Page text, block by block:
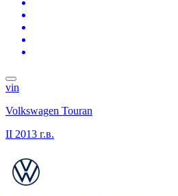
vin
Volkswagen Touran
II 2013 г.в.